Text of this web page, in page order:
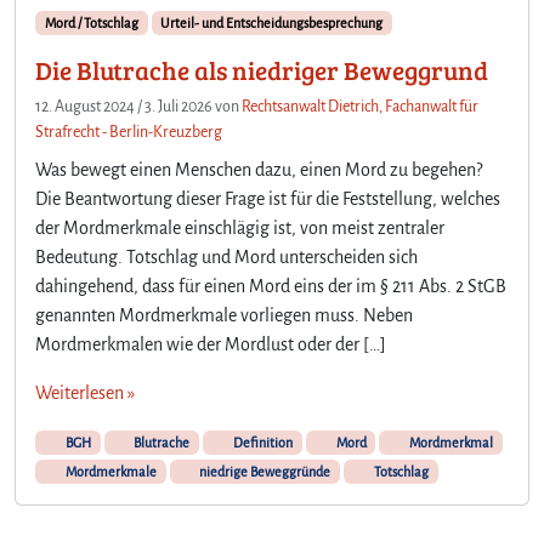
Mord / Totschlag Urteil- und Entscheidungsbesprechung
Die Blutrache als niedriger Beweggrund
12. August 2024 /3. Juli 2026 von Rechtsanwalt Dietrich, Fachanwalt für
Strafrecht - Berlin-Kreuzberg
Was bewegt einen Menschen dazu, einen Mord zu begehen?
Die Beantwortung dieser Frage ist für die Feststellung, welches
der Mordmerkmale einschlägig ist, von meist zentraler
Bedeutung. Totschlag und Mord unterscheiden sich
dahingehend, dass für einen Mord eins der im § 211 Abs. 2 StGB
genannten Mordmerkmale vorliegen muss. Neben
Mordmerkmalen wie der Mordlust oder der […]
Weiterlesen »
BGH Blutrache Definition Mord
Mordmerkmal
Mordmerkmale
niedrige Beweggründe Totschlag